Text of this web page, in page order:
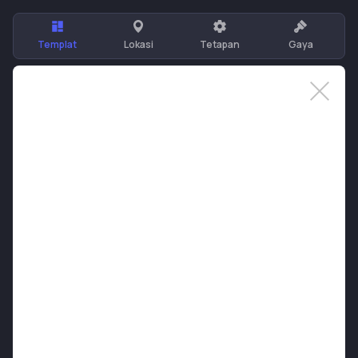
Templat Lokasi Tetapan Gaya